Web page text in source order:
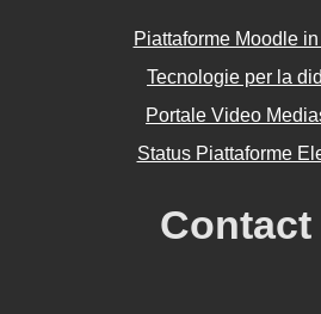
Piattaforme Moodle
Tecnologie per la
Portale Video
Status Piattaforme
Contact